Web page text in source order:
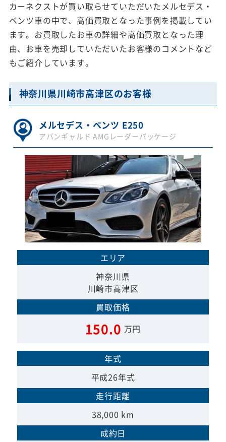
カーネクストが買い取らせていただいたメルセデス・
ベンツ車の中で、高価買取となった事例を掲載してい
ます。お買取したお車の詳細や高価買取となった理
由、お車を売却していただいたお客様のコメントなど
もご紹介しています。
神奈川県川崎市高津区のお客様
メルセデス・ベンツ E250
アバンギャルド AMGレーダーパッケージ
エリア
神奈川県
川崎市高津区
買取価格
150.0 万円
年式
平成26年式
走行距離
38,000 km
成約日